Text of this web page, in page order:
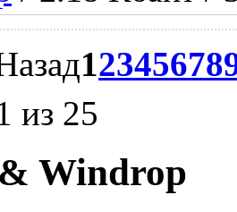
12345678
из 25
Windrop